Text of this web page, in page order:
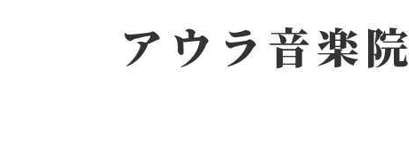
アウラ音楽院